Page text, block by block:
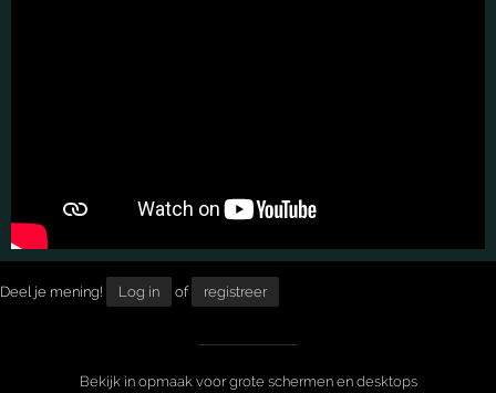
Deel je mening! Log in of registreer
Bekijk in opmaak voor grote schermen en desktops